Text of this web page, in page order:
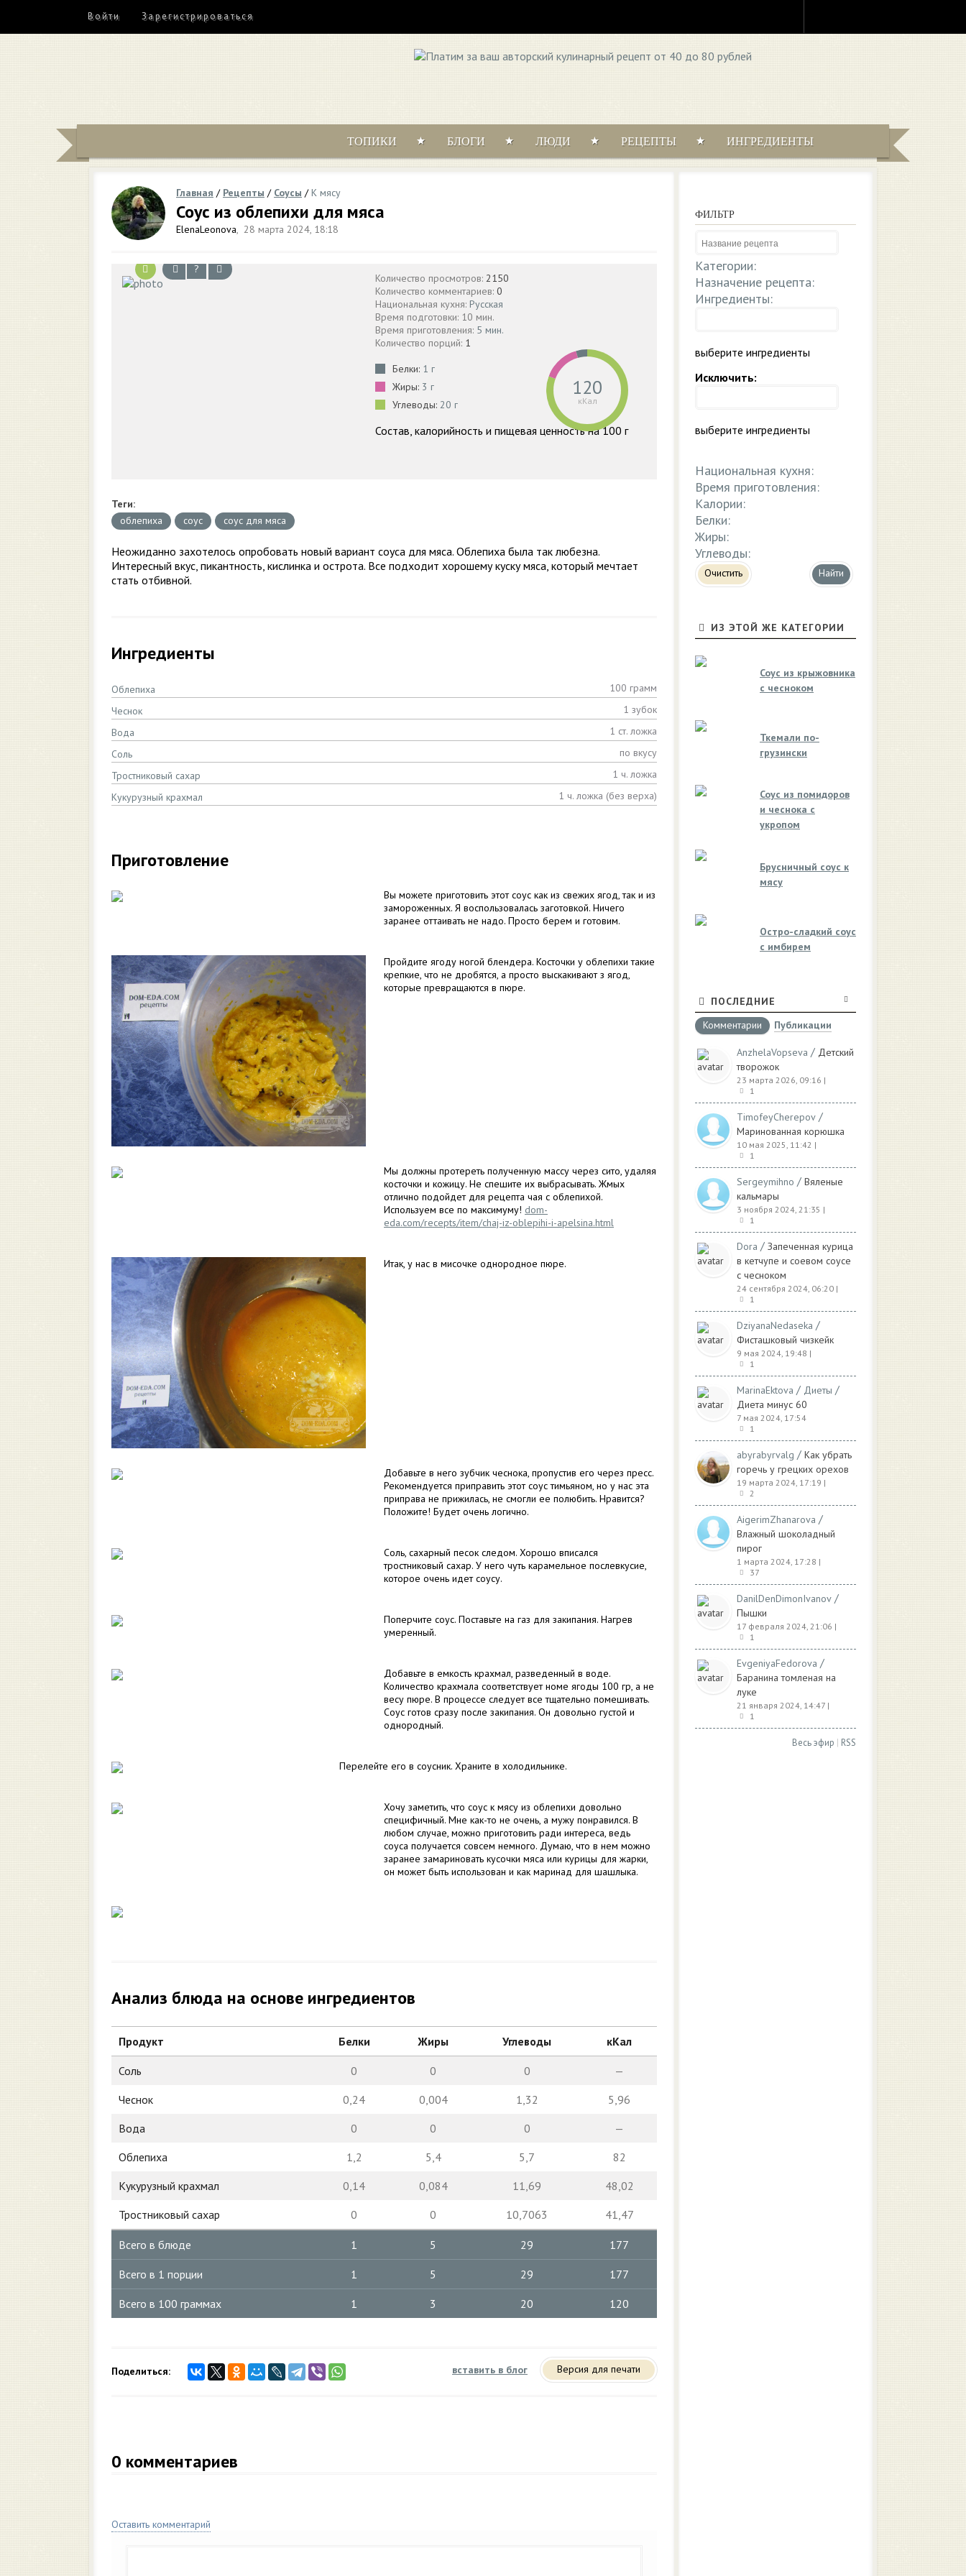
Войти Зарегистрироваться
ТОПИКИ БЛОГИ ЛЮДИ РЕЦЕПТЫ ИНГРЕДИЕНТЫ
Главная / Рецепты / Соусы /К мясу
Соус из облепихи для мяса
ElenaLeonova, 28 марта 2024, 18:18
?
Количество просмотров: 2150
Количество комментариев: 0
Национальная кухня: Русская
Время подготовки: 10 мин.
Время приготовления: 5 мин.
Количество порций: 1
Белки: 1 г
Жиры: 3 г
Углеводы: 20 г
120
кКал
Состав, калорийность и пищевая ценность на 100 г
Теги:
облепиха
соус соус для мяса
Неожиданно захотелось опробовать новый вариант соуса для мяса. Облепиха была так любезна.
Интересный вкус, пикантность, кислинка и острота. Все подходит хорошему куску мяса, который мечтает
стать отбивной.
Ингредиенты
Облепиха
100 грамм
Чеснок
1 зубок
Вода
1 ст. ложка
Соль
по вкусу
Тростниковый сахар
1 ч. ложка
Кукурузный крахмал
1 ч. ложка (без верха)
Приготовление
Вы можете приготовить этот соус как из свежих ягод, так и из
замороженных. Я воспользовалась заготовкой. Ничего
заранее оттаивать не надо. Просто берем и готовим.
Пройдите ягоду ногой блендера. Косточки у облепихи такие
крепкие, что не дробятся, а просто выскакивают з ягод,
которые превращаются в пюре.
Мы должны протереть полученную массу через сито, удаляя
косточки и кожицу. Не спешите их выбрасывать. Жмых
отлично подойдет для рецепта чая с облепихой.
Используем все по максимуму! dom-
eda.com/recepts/item/chaj-iz-oblepihi-i-apelsina.html
Итак, у нас в мисочке однородное пюре.
Добавьте в него зубчик чеснока, пропустив его через пресс.
Рекомендуется приправить этот соус тимьяном, но у нас эта
приправа не прижилась, не смогли ее полюбить. Нравится?
Положите! Будет очень логично.
Соль, сахарный песок следом. Хорошо вписался
тростниковый сахар. У него чуть карамельное послевкусие,
которое очень идет соусу.
Поперчите соус. Поставьте на газ для закипания. Нагрев
умеренный.
Добавьте в емкость крахмал, разведенный в воде.
Количество крахмала соответствует номе ягоды 100 гр, а не
весу пюре. В процессе следует все тщательно помешивать.
Соус готов сразу после закипания. Он довольно густой и
однородный.
Перелейте его в соусник. Храните в холодильнике.
Хочу заметить, что соус к мясу из облепихи довольно
специфичный. Мне как-то не очень, а мужу понравился. В
любом случае, можно приготовить ради интереса, ведь
соуса получается совсем немного. Думаю, что в нем можно
заранее замариновать кусочки мяса или курицы для жарки,
он может быть использован и как маринад для шашлыка.
Анализ блюда на основе ингредиентов
Продукт Белки Жиры Углеводы кКал
Соль 0 0 0
—
Чеснок
0,24 0,004 1,32
5,96
Вода
0 0 0
—
Облепиха
1,2 5,4 5,7
82
Кукурузный крахмал
0,14 0,084 11,69
48,02
Тростниковый сахар
0 0 10,7063 41,47
Всего в блюде 1 5 29 177
Всего в 1 порции 1 5 29 177
Всего в 100 граммах 1 3 20 120
Поделиться: вставить в блог Версия для печати
0 комментариев
Оставить комментарий
ФИЛЬТР
Категории:
Назначение рецепта:
Ингредиенты:
выберите ингредиенты
Исключить:
выберите ингредиенты
Национальная кухня:
Время приготовления:
Калории:
Белки:
Жиры:
Углеводы:
Очистить
ИЗ ЭТОЙ ЖЕ КАТЕГОРИИ
Соус из крыжовника
с чесноком
Ткемали по-
грузински
Соус из помидоров
и чеснока с
укропом
Брусничный соус к
мясу
Остро-сладкий соус
с имбирем
ПОСЛЕДНИЕ
Комментарии
Публикации
AnzhelaVopseva / Детский
творожок
23 марта 2026, 09:16 |
1
TimofeyCherepov /
Маринованная корюшка
10 мая 2025, 11:42 |
1
Sergeymihno / Вяленые
кальмары
3 ноября 2024, 21:35 |
1
Dora / Запеченная курица
в кетчупе и соевом соусе
с чесноком
24 сентября 2024, 06:20 |
1
DziyanaNedaseka /
Фисташковый чизкейк
9 мая 2024, 19:48 |
1
MarinaEktova / Диеты /
Диета минус 60
7 мая 2024, 17:54
1
abyrabyrvalg / Как убрать
горечь у грецких орехов
19 марта 2024, 17:19 |
2
AigerimZhanarova /
Влажный шоколадный
пирог
1 марта 2024, 17:28 |
37
DanilDenDimonIvanov /
Пышки
17 февраля 2024, 21:06 |
1
EvgeniyaFedorova /
Баранина томленая на
луке
21 января 2024, 14:47 |
1
Весь эфир | RSS